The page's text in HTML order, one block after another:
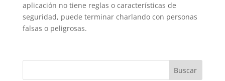
aplicación no tiene reglas o características de
seguridad, puede terminar charlando con personas
falsas o peligrosas.
Buscar